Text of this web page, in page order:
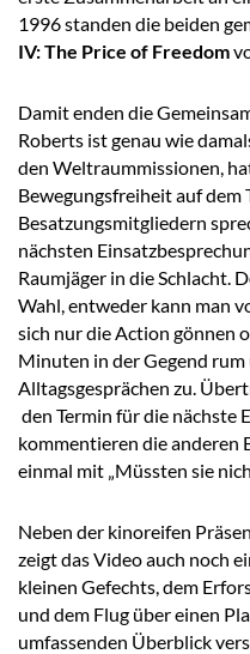
1996 standen die beiden
IV: The Price of Freedom
Damit enden die
Roberts ist genau wie
den Weltraummissionen,
Bewegungsfreiheit auf dem
Besatzungsmitgliedern
nächsten
Raumjäger in die Schlacht.
Wahl, entweder kann man
sich nur die Action gönnen
Minuten in der Gegend
Alltagsgesprächen zu.
den Termin für die nächste
kommentieren die anderen
einmal mit „Müssten sie
Neben der kinoreifen
zeigt das Video auch noch
kleinen Gefechts, dem
und dem Flug über einen
umfassenden Überblick